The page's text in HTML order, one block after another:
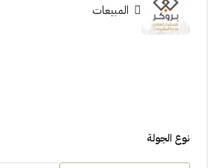
المبيعات
نوع الجولة